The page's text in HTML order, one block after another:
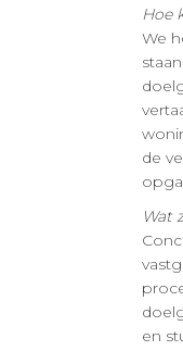
Hoe
We
de
Wat
en